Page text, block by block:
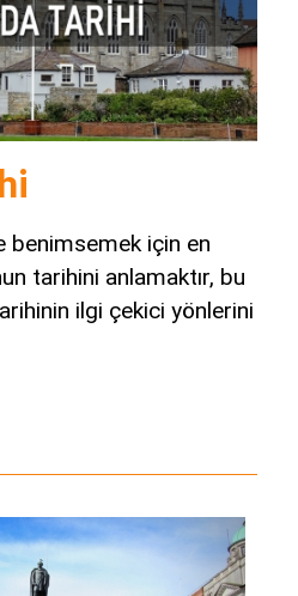
benimsemek için en
tarihini anlamaktır, bu
ilgi çekici yönlerini